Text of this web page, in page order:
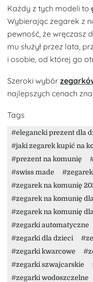
Każdy z tych modeli to
Wybierając zegarek z
pewność, że wręczasz
mu służył przez lata,
i osobie, od której go
Szeroki wybór
najlepszych cenach
Tags
elegancki prezent dla
jaki zegarek kupić na
prezent na komunię
swiss made
zegarek na komunię
zegarek na komunię
zegarek na komunię
zegarki automatyczne
zegarki dla dzieci
zegarki kwarcowe
zegarki szwajcarskie
zegarki wodoszczelne